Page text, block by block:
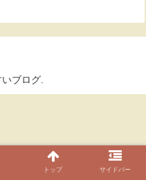
ブログ.
トップ サイドバー